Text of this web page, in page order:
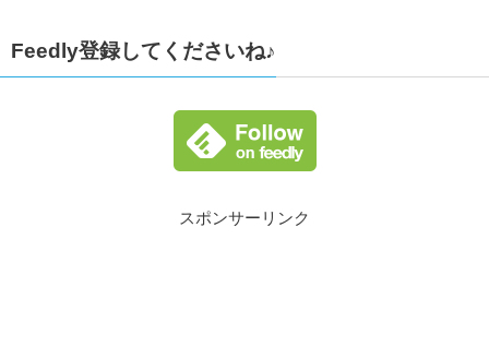
Feedly登録してくださいね♪
スポンサーリンク